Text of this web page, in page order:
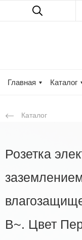
Главная Каталог
Каталог
Розетка
В~. Цвет